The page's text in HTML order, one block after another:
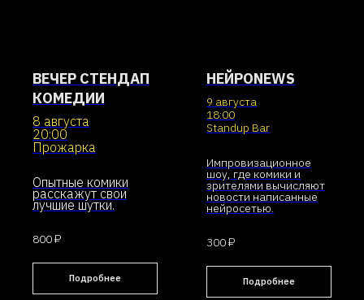
ВЕЧЕР СТЕНДАП
КОМЕДИИ
8 августа
20:00
Прожарка
Опытные комики
расскажут свои
лучшие шутки.
800 ₽
Подробнее
НЕЙРОNEWS
9 августа
18:00
Standup Bar
Импровизационное
шоу, где комики и
зрителями вычисляют
новости написанные
нейросетью.
300 ₽
Подробнее